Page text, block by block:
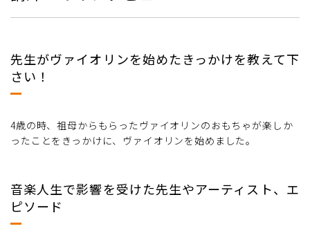
先生がヴァイオリンを始めたきっかけを教えて下
さい！
4歳の時、祖母からもらったヴァイオリンのおもちゃが楽しか
ったことをきっかけに、ヴァイオリンを始めました。
音楽人生で影響を受けた先生やアーティスト、エ
ピソード